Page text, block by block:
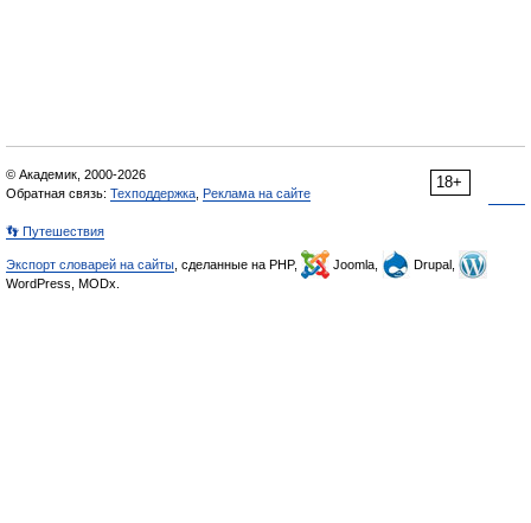
18+
© Академик, 2000-2026
Обратная связь: Техподдержка Реклама на сайте
👣 Путешествия
Экспорт словарей на сайты , сделанные на PHP, Joomla,
Drupal,
WordPress, MODx.